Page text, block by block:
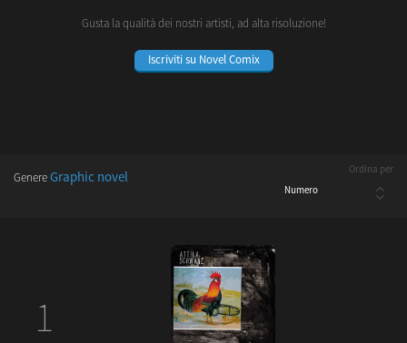
Gusta la qualità dei nostri artisti, ad alta risoluzione!
Iscriviti su Novel Comix
GenereGraphic novel Ordina per
1